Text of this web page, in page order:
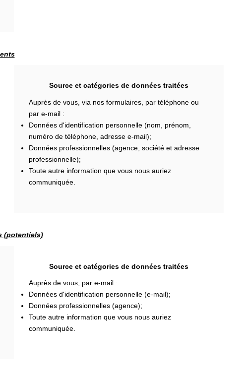
Source et catégories de données traitées
Auprès de vous, via nos formulaires, par téléphone ou
par e-mail :
Données d'identification personnelle (nom, prénom,
numéro de téléphone, adresse e-mail);
Données professionnelles (agence, société et adresse
professionnelle);
Toute autre information que vous nous auriez
communiquée.
(potentiels)
Source et catégories de données traitées
Auprès de vous, par e-mail :
Données d'identification personnelle (e-mail);
Données professionnelles (agence);
Toute autre information que vous nous auriez
communiquée.